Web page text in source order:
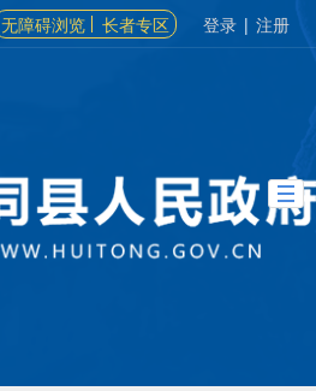
无障碍浏览 长者专区 登录 | 注册